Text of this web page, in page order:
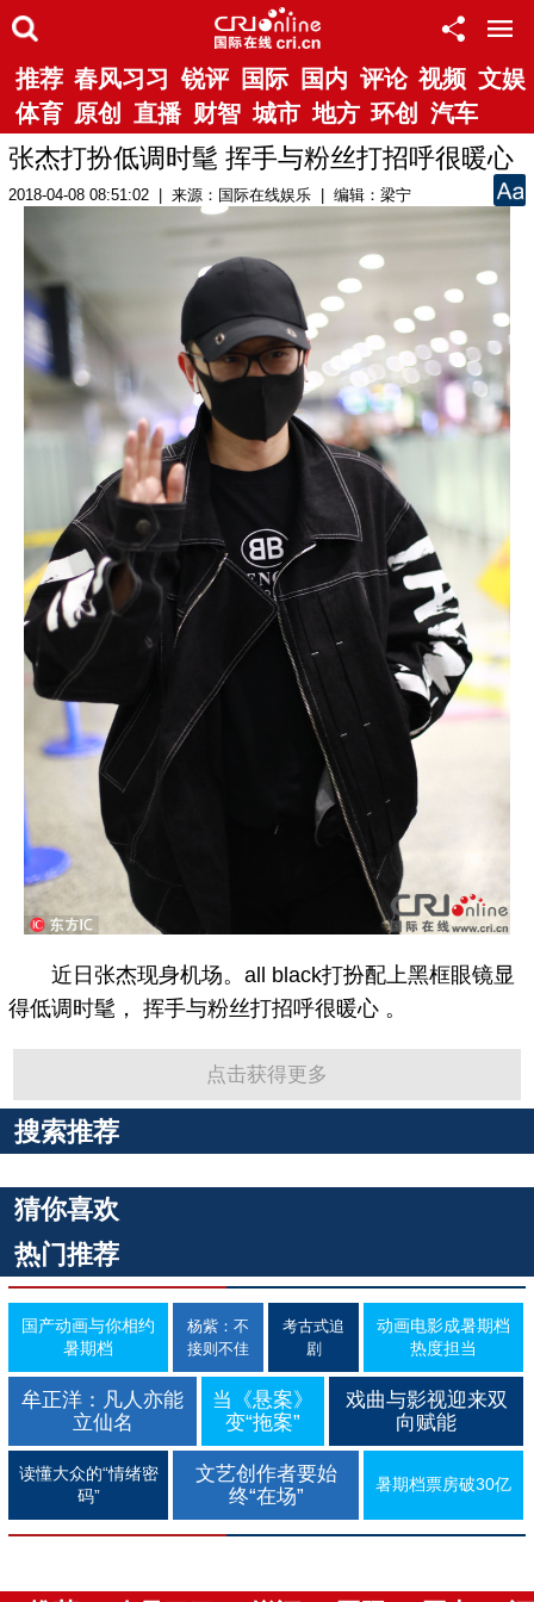
推荐 春风习习 锐评 国际 国内 评论 视频 文娱
体育 原创 直播 财智 城市 地方 环创 汽车
张杰打扮低调时髦 挥手与粉丝打招呼很暖心
2018-04-08 08:51:02 | 来源：国际在线娱乐 | 编辑：梁宁
近日张杰现身机场。all black打扮配上黑框眼镜显
得低调时髦， 挥手与粉丝打招呼很暖心 ​​​​。
点击获得更多
搜索推荐
猜你喜欢
热门推荐
国产动画与你相约
暑期档
杨紫：不
接则不佳
考古式追
剧
动画电影成暑期档
热度担当
牟正洋：凡人亦能
立仙名
当《悬案》
变“拖案”
戏曲与影视迎来双
向赋能
读懂大众的“情绪密
码”
文艺创作者要始
终“在场”
暑期档票房破30亿